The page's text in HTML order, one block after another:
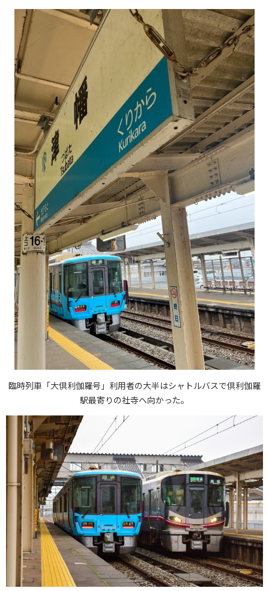
臨時列車「大倶利伽羅号」利用者の大半はシャトルバスで倶利伽羅
駅最寄りの社寺へ向かった。